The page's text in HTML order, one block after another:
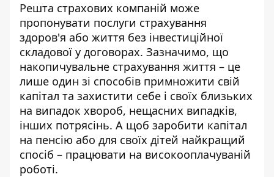
Решта страхових компаній може
пропонувати послуги страхування
здоров'я або життя без інвестиційної
складової у договорах. Зазначимо, що
накопичувальне страхування життя – це
лише один зі способів примножити свій
капітал та захистити себе і своїх близьких
на випадок хвороб, нещасних випадків,
інших потрясінь. А щоб заробити капітал
на пенсію або для своїх дітей найкращий
спосіб – працювати на високооплачуваній
роботі.